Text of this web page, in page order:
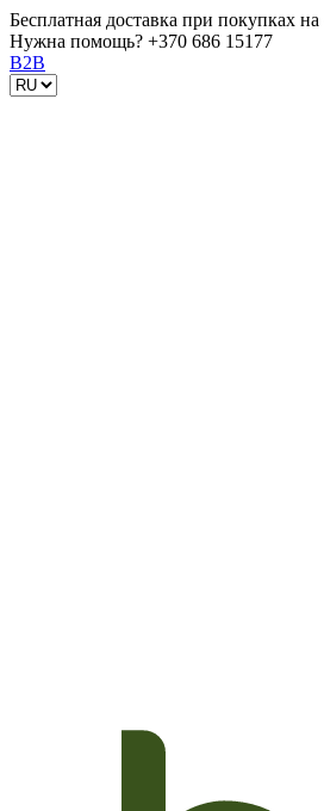
Бесплатная доставка при покупках
Нужна помощь? +370 686 15177
B2B